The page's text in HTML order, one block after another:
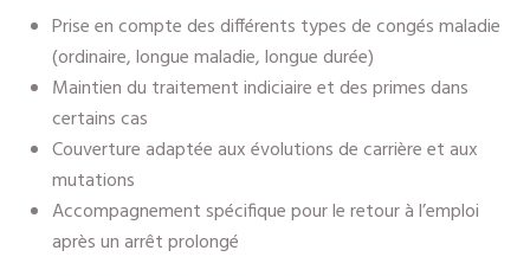
Prise en compte des différents types de congés maladie
(ordinaire, longue maladie, longue durée)
Maintien du traitement indiciaire et des primes dans
certains cas
Couverture adaptée aux évolutions de carrière et aux
mutations
Accompagnement spécifique pour le retour à l’emploi
après un arrêt prolongé